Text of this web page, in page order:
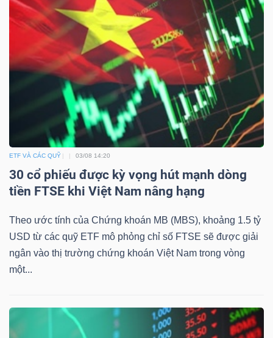
ETF VÀ CÁC QUỸ 03/08 14:20
30 cổ phiếu được kỳ vọng hút mạnh dòng
tiền FTSE khi Việt Nam nâng hạng
Theo ước tính của Chứng khoán MB (MBS), khoảng 1.5 tỷ
USD từ các quỹ ETF mô phỏng chỉ số FTSE sẽ được giải
ngân vào thị trường chứng khoán Việt Nam trong vòng
một...